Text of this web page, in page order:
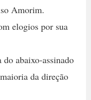
Amorim.
elogios por sua
abaixo-assinado
da direção